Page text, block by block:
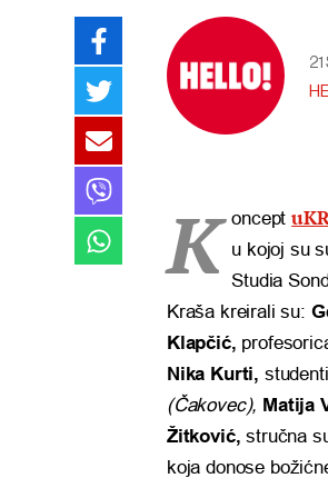
K oncept
u kojoj su
Studia
Kraša kreirali su:
Klapčić,
Nika Kurti,
(Čakovec), Matija
Žitković, stručna
koja donose